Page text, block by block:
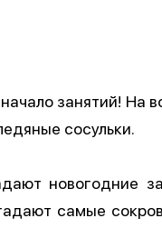
занятий! На
сосульки.
новогодние
самые